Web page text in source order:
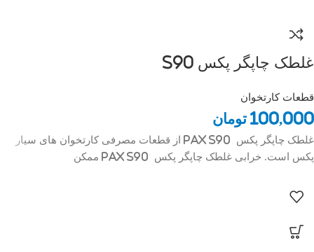
غلطک چاپگر پکس S90
قطعات کارتخوان
100,000 تومان
غلطک چاپگر پکس pax S90 از قطعات مصرفی کارتخوان های سیار
پکس است. خرابی غلطک چاپگر پکس pax S90 ممکن